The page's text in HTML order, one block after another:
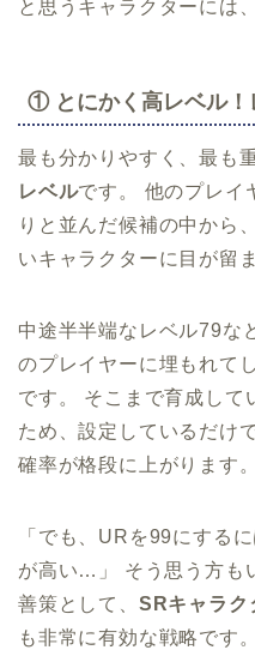
と思うキャラクターには
① とにかく高レベル！
最も分かりやすく、最も
レベルです。 他のプレイ
りと並んだ候補の中から
いキャラクターに目が留
中途半半端なレベル79な
のプレイヤーに埋もれて
です。 そこまで育成して
ため、設定しているだけ
確率が格段に上がります。
「でも、URを99にする
が高い…」 そう思う方も
善策として、 SRキャラク
も非常に有効な戦略です